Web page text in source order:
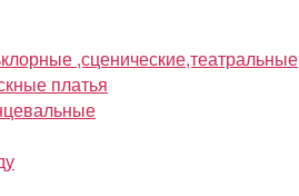
,сценические,театральные
платья